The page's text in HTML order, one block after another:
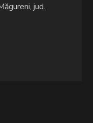
jud.